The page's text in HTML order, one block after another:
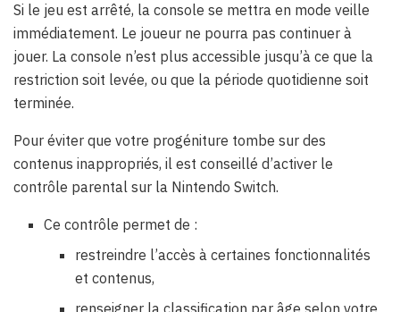
Si le jeu est arrêté, la console se mettra en mode veille
immédiatement. Le joueur ne pourra pas continuer à
jouer. La console n’est plus accessible jusqu’à ce que la
restriction soit levée, ou que la période quotidienne soit
terminée.
Pour éviter que votre progéniture tombe sur des
contenus inappropriés, il est conseillé d’activer le
contrôle parental sur la Nintendo Switch.
Ce contrôle permet de :
restreindre l’accès à certaines fonctionnalités
et contenus,